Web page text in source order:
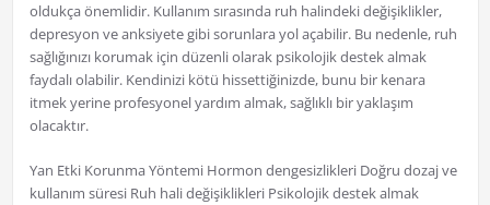
oldukça önemlidir. Kullanım sırasında ruh halindeki değişiklikler,
depresyon ve anksiyete gibi sorunlara yol açabilir. Bu nedenle, ruh
sağlığınızı korumak için düzenli olarak psikolojik destek almak
faydalı olabilir. Kendinizi kötü hissettiğinizde, bunu bir kenara
itmek yerine profesyonel yardım almak, sağlıklı bir yaklaşım
olacaktır.
Yan Etki Korunma Yöntemi Hormon dengesizlikleri Doğru dozaj ve
kullanım süresi Ruh hali değişiklikleri Psikolojik destek almak